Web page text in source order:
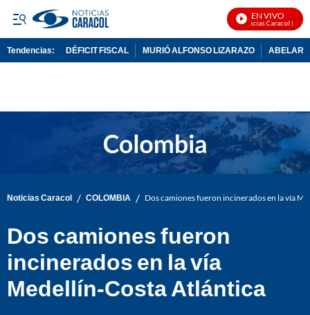
EN VIVO
Noticias Caracol En
Tendencias: DÉFICIT FISCAL MURIÓ ALFONSO LIZARAZO
Noticias Caracol / COLOMBIA / Dos camiones fueron incinerados en la vía
Dos camiones fueron
incinerados en la vía
Medellín-Costa Atlántica